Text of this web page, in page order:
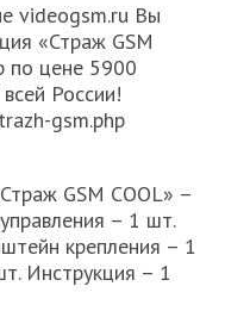
videogsm.ru Вы
«Страж GSM
по цене 5900
России!
gsm.php
GSM COOL» –
– 1 шт.
крепления – 1
Инструкция – 1